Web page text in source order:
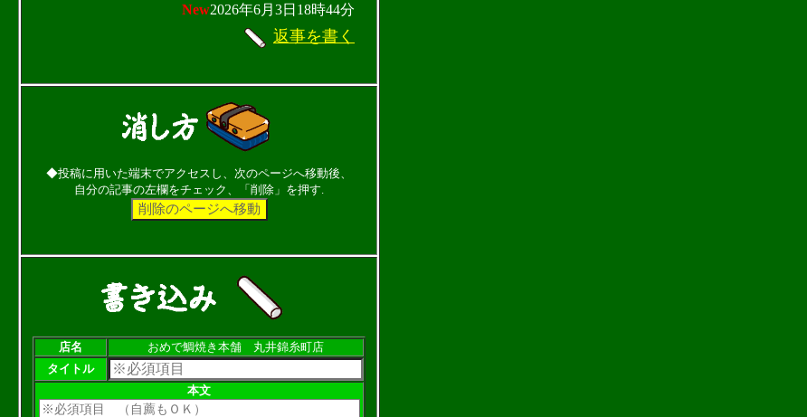
New2026年6月3日18時44分
返事を書く
◆投稿に用いた端末でアクセスし、次のページへ移動後、
自分の記事の左欄をチェック、「削除」を押す.
店名
おめで鯛焼き本舗 丸井錦糸町店
タイトル
本文